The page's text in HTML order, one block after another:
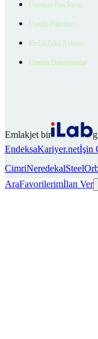
Ücretsiz İlan Verin
Üyelik Paketleri
EmlakZeka Asistan
Uzman Danışmanlar
Emlakjet bir
EndeksaKariyer.netİşin
CimriNeredekal
AraFavorilerimİlan Ver